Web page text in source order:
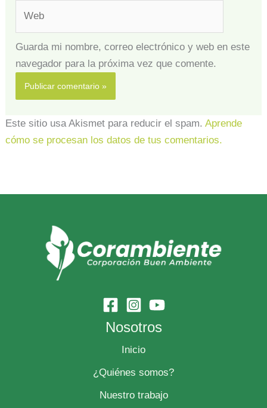
Guarda mi nombre, correo electrónico y web en este
navegador para la próxima vez que comente.
Este sitio usa Akismet para reducir el spam.Aprende
cómo se procesan los datos de tus comentarios.
Nosotros
Inicio
¿Quiénes somos?
Nuestro trabajo